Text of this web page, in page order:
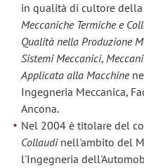
in qualità di cultore
Meccaniche Termiche e
Qualità nella Produzione
Sistemi Meccanici,
Applicata alla Macchine
Ingegneria Meccanica,
Ancona.
Nel 2004 è titolare del
Collaudinell'ambito del
l'Ingegneria